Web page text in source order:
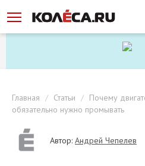
Главная Статьи
Почему
обязательно нужно промывать
Автор: Андрей Чепелев